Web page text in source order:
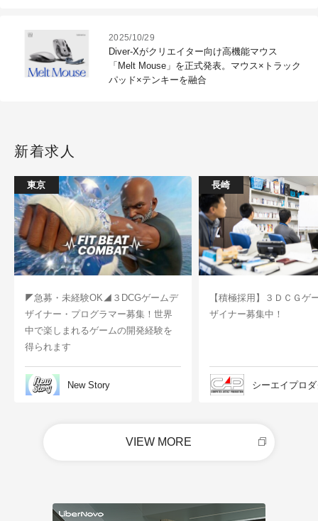
2025/10/29
Diver-Xがクリエイター向け高機能マウス
「Melt Mouse」を正式発表。マウス×トラック
パッド×テンキーを融合
新着求人
東京
◤急募・未経験OK◢３DCGゲームデ
ザイナー・プログラマー募集！世界
中で楽しまれるゲームの開発経験を
得られます
New Story
長崎
【積極採用】３ＤＣＧゲ
ザイナー募集中！
シーエイプロ
VIEW MORE